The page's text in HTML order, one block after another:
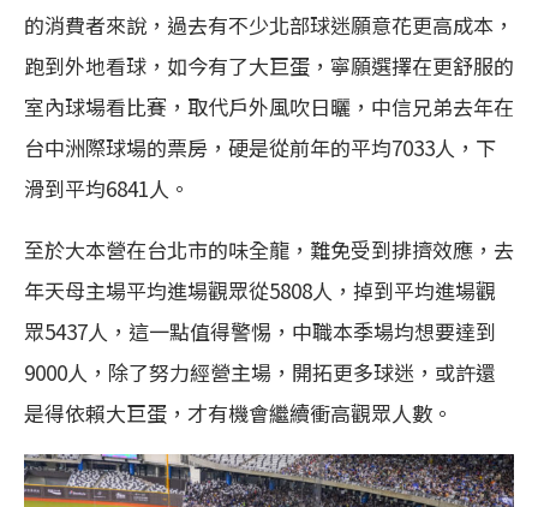
的消費者來說，過去有不少北部球迷願意花更高成本，
跑到外地看球，如今有了大巨蛋，寧願選擇在更舒服的
室內球場看比賽，取代戶外風吹日曬，中信兄弟去年在
台中洲際球場的票房，硬是從前年的平均7033人，下
滑到平均6841人。
至於大本營在台北市的味全龍，難免受到排擠效應，去
年天母主場平均進場觀眾從5808人，掉到平均進場觀
眾5437人，這一點值得警惕，中職本季場均想要達到
9000人，除了努力經營主場，開拓更多球迷，或許還
是得依賴大巨蛋，才有機會繼續衝高觀眾人數。